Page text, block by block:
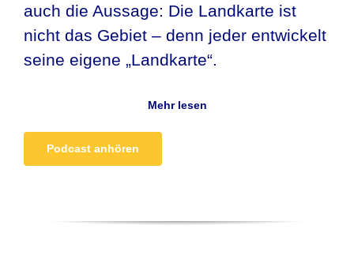
auch die Aussage: Die Landkarte ist
nicht das Gebiet – denn jeder entwickelt
seine eigene „Landkarte“.
Mehr lesen
Podcast anhören